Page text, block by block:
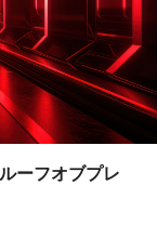
ーフオブプレ